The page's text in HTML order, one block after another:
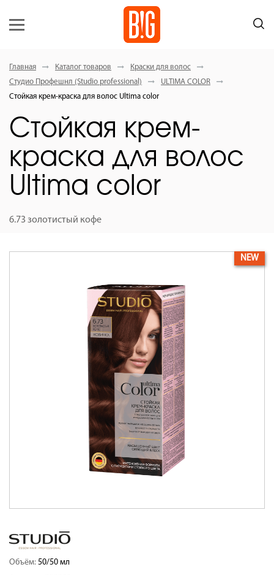
Главная Каталог товаров
Краски для волос
Студио Профешнл (Studio professional)
ULTIMA COLOR
Стойкая крем-краска для волос Ultima color
Стойкая крем-
краска для волос
Ultima color
6.73 золотистый кофе
NEW
Объём: 50/50 мл